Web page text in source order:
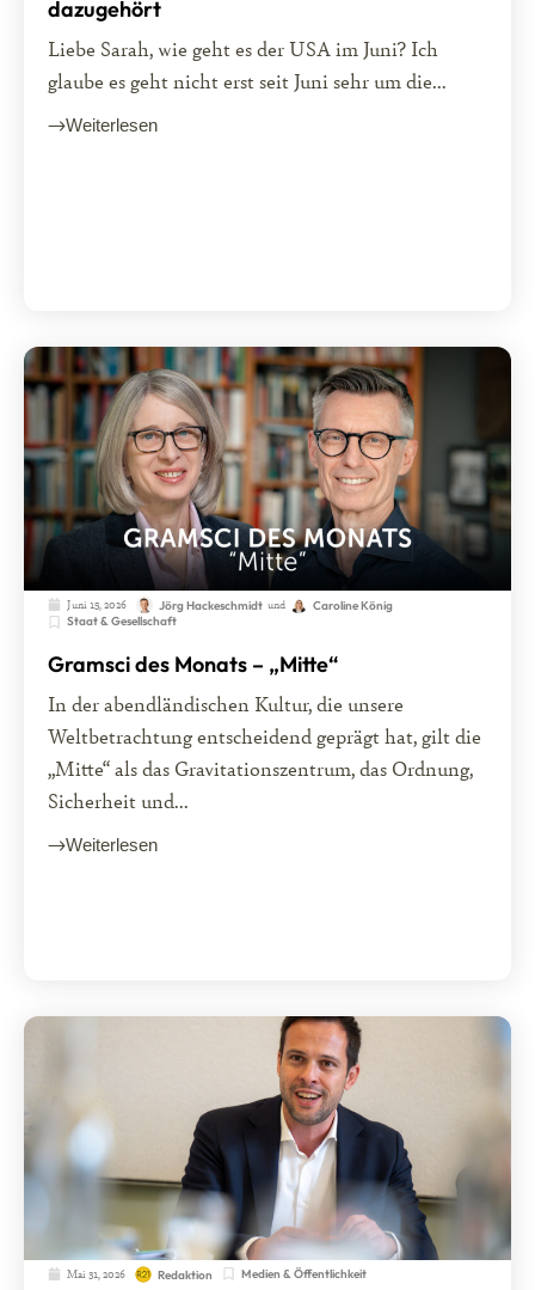
dazugehört
Liebe Sarah, wie geht es der USA im Juni? Ich
glaube es geht nicht erst seit Juni sehr um die...
Weiterlesen
Juni 15, 2026 Jörg Hackeschmidt und
Caroline König
Staat & Gesellschaft
Gramsci des Monats – „Mitte“
In der abendländischen Kultur, die unsere
Weltbetrachtung entscheidend geprägt hat, gilt die
„Mitte“ als das Gravitationszentrum, das Ordnung,
Sicherheit und...
Weiterlesen
Mai 31, 2026 Redaktion Medien & Öffentlichkeit